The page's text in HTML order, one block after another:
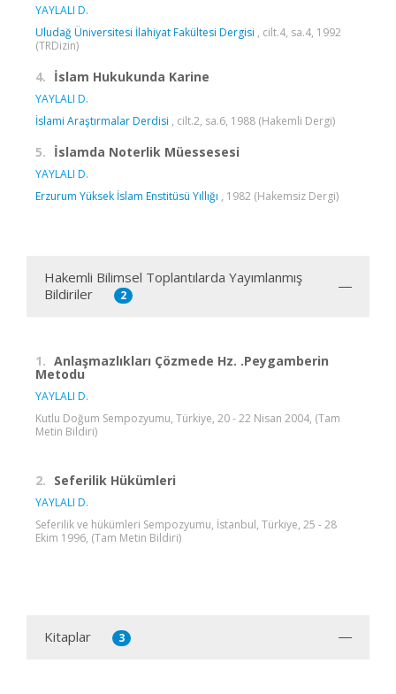
YAYLALI D.
Uludağ Üniversitesi İlahiyat Fakültesi Dergisi , cilt.4, sa.4, 1992
(TRDizin)
4. İslam Hukukunda Karine
YAYLALI D.
İslami Araştırmalar Derdisi , cilt.2, sa.6, 1988 (Hakemli Dergi)
5. İslamda Noterlik Müessesesi
YAYLALI D.
Erzurum Yüksek İslam Enstitüsü Yıllığı , 1982 (Hakemsiz Dergi)
Hakemli Bilimsel Toplantılarda Yayımlanmış
Bildiriler
2
1. Anlaşmazlıkları Çözmede Hz. .Peygamberin
Metodu
YAYLALI D.
Kutlu Doğum Sempozyumu, Türkiye, 20 - 22 Nisan 2004, (Tam
Metin Bildiri)
2. Seferilik Hükümleri
YAYLALI D.
Seferilik ve hükümleri Sempozyumu, İstanbul, Türkiye, 25 - 28
Ekim 1996, (Tam Metin Bildiri)
Kitaplar 3